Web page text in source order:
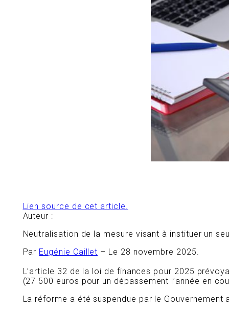
Lien source de cet article.
Auteur :
Neutralisation de la mesure visant à instituer un
Par Eugénie Caillet – Le 28 novembre 2025.
L’article 32 de la loi de finances pour 2025
(27 500 euros pour un dépassement l’année en
La réforme a été suspendue par le